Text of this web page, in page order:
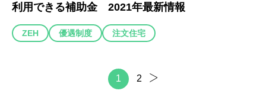
利用できる補助金 2021年最新情報
ZEH 優遇制度 注文住宅
1 2